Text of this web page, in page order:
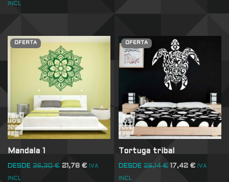
INCL
OFERTA
Mandala 1
DESDE 36,30€ 21,78 € IVA
INCL
OFERTA
Tortuga tribal
DESDE 26,14€ 17,42€ IVA
INCL